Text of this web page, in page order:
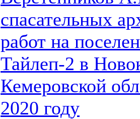
спасательных
работ на
Тайлеп-2 в
Кемеровской
2020 году